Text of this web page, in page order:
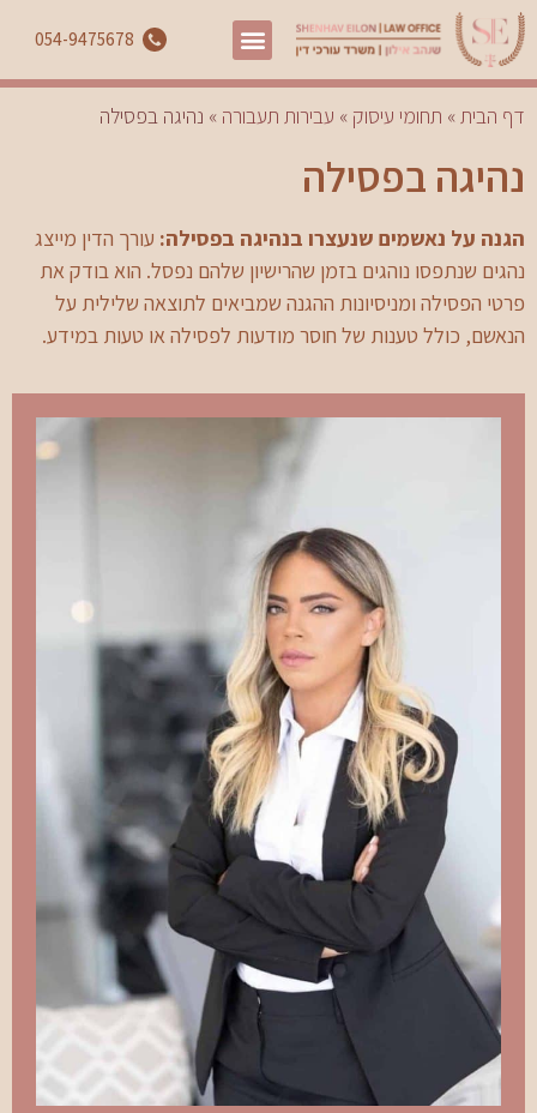
054-9475678
דף הבית» תחומי עיסוק » עבירות תעבורה » נהיגה בפסילה
נהיגה בפסילה
הגנה על נאשמים שנעצרו בנהיגה בפסילה: עורך הדין מייצג
נהגים שנתפסו נוהגים בזמן שהרישיון שלהם נפסל. הוא בודק את
פרטי הפסילה ומניסיונות ההגנה שמביאים לתוצאה שלילית על
הנאשם, כולל טענות של חוסר מודעות לפסילה או טעות במידע.